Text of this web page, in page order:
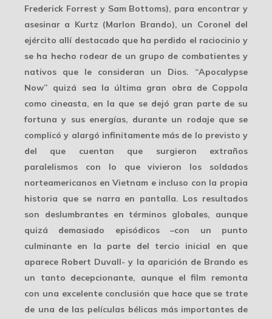
Frederick Forrest y Sam Bottoms), para encontrar y
asesinar a Kurtz (Marlon Brando), un Coronel del
ejército allí destacado que ha perdido el raciocinio y
se ha hecho rodear de un grupo de combatientes y
nativos que le consideran un Dios. “Apocalypse
Now” quizá sea la última gran obra de Coppola
como cineasta, en la que se dejó gran parte de su
fortuna y sus energías, durante un rodaje que se
complicó y alargó infinitamente más de lo previsto y
del que cuentan que surgieron extraños
paralelismos con lo que vivieron los soldados
norteamericanos en Vietnam e incluso con la propia
historia que se narra en pantalla. Los resultados
son deslumbrantes en términos globales, aunque
quizá demasiado episódicos –con un punto
culminante en la parte del tercio inicial en que
aparece Robert Duvall- y la aparición de Brando es
un tanto decepcionante, aunque el film remonta
con una excelente conclusión que hace que se trate
de una de las películas bélicas más importantes de